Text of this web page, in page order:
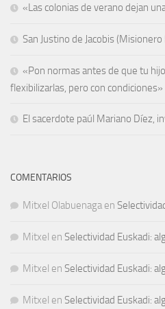
«Las colonias de verano dejan
San Justino de Jacobis (Misionero
«Pon normas antes de que tu
flexibilizarlas, pero con condiciones»
El sacerdote paúl Mariano Díez,
COMENTARIOS
Mitxel Olabuenaga en
Mitxel en Selectividad Euskadi:
Mitxel en Selectividad Euskadi:
Mitxel en Selectividad Euskadi: